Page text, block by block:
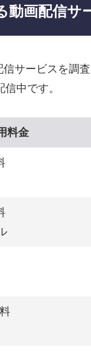
動画配信サ
サービスを調
中です。
料金